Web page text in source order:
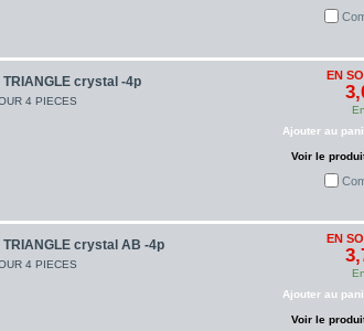
crystal -4p
4 PIECES
EN
Ajouter au
Voir le
crystal AB -4p
4 PIECES
EN
Ajouter au
Voir le